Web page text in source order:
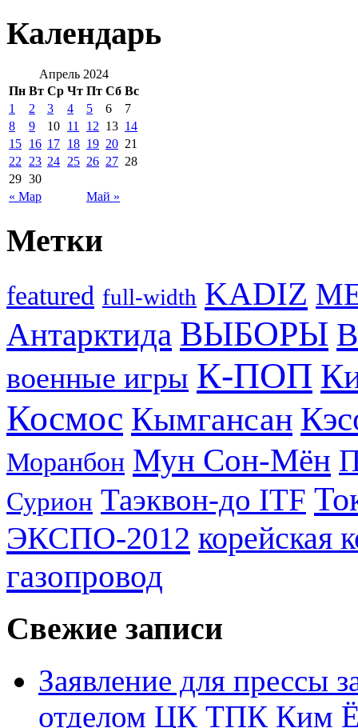
Календарь
Апрель 2024
Пн Вт Ср Чт Пт Сб Вс
« Мар Май »
1 2 3 4 5 6
7
8
9 10 11 12 13 14
15 16 17 18 19 20 21
22
23 24 25 26 27 28
29 30
Метки
featured full-width KADIZ
Антарктида ВЫБОРЫ
военные игры К-ПОП
Космос Кымгансан
Моранбон Мун Сон-Мён
Сурион Таэквон-до ITF
ЭКСПО-2012 корейская
газопровод
Свежие записи
Заявление для прессы
отделом ЦК ТПК Ким